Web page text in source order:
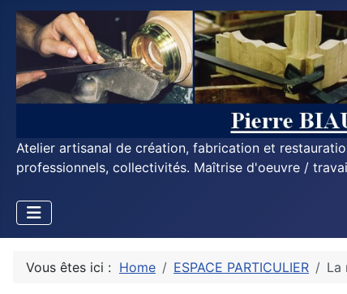
Atelier artisanal de création, fabrication et
professionnels, collectivités. Maîtrise d'oeuvre /
Vous êtes ici : Home ESPACE PARTICULIER La